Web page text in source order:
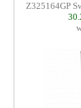
Z325164GP